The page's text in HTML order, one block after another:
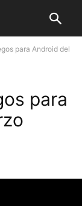
para Android del
para